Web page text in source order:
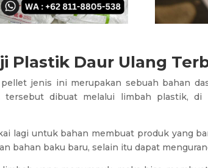
Plastik Daur Ulang
jenis ini merupakan sebuah bahan
tersebut dibuat melalui limbah plastik, di
lagi untuk bahan membuat produk yang
bahan baku baru, selain itu dapat